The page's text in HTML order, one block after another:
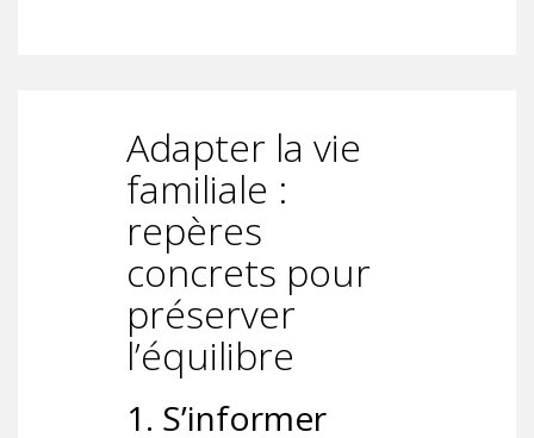
Adapter la vie
familiale :
repères
concrets pour
préserver
l’équilibre
1. S’informer